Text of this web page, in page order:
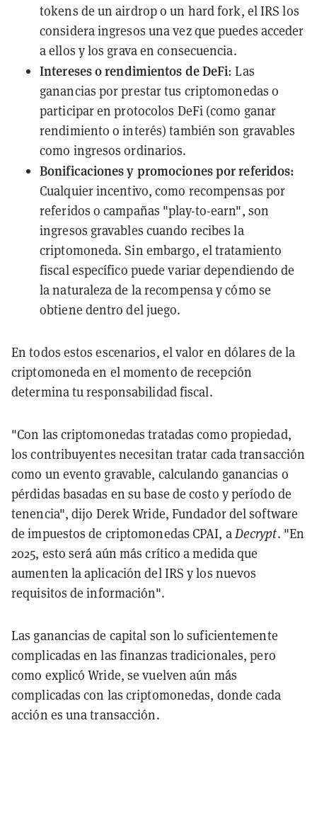
tokens de un airdrop o un hard fork, el IRS los
considera ingresos una vez que puedes acceder
a ellos y los grava en consecuencia.
Intereses orendimientos de DeFi: Las
ganancias por prestar tus criptomonedas o
participar en protocolos DeFi (como ganar
rendimiento o interés) también son gravables
como ingresos ordinarios.
Bonificaciones y promociones por referidos:
Cualquier incentivo, como recompensas por
referidos o campañas "play-to-earn", son
ingresos gravables cuando recibes la
criptomoneda. Sin embargo, el tratamiento
fiscal específico puede variar dependiendo de
la naturaleza de la recompensa y cómo se
obtiene dentro del juego.
En todos estos escenarios, el valor en dólares de la
criptomoneda en el momento de recepción
determina tu responsabilidad fiscal.
"Con las criptomonedas tratadas como propiedad,
los contribuyentes necesitan tratar cada transacción
como un evento gravable, calculando ganancias o
pérdidas basadas en su base de costo y período de
tenencia", dijo Derek Wride, Fundador del software
de impuestos de criptomonedas CPAI, aDecrypt. "En
2025, esto será aún más crítico a medida que
aumenten la aplicación del IRS y los nuevos
requisitos de información".
Las ganancias de capital son lo suficientemente
complicadas en las finanzas tradicionales, pero
como explicó Wride, se vuelven aún más
complicadas con las criptomonedas, donde cada
acción es una transacción.